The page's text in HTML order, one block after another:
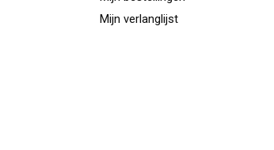
Mijn verlanglijst